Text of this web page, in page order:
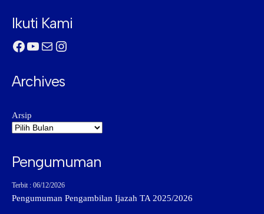
Ikuti Kami
Facebook
YouTube
MailInstagram
Archives
Arsip
Pengumuman
Terbit : 06/12/2026
Pengumuman Pengambilan Ijazah TA 2025/2026